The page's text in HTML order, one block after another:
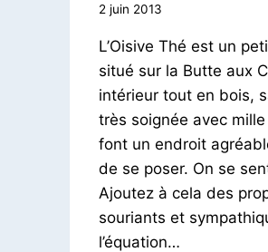
Par
Petit
Pois
2 juin 2013
L’Oisive Thé est un
situé sur la Butte aux
intérieur tout en bois,
très soignée avec
font un endroit
de se poser. On se
Ajoutez à cela des
souriants et
l’équation…